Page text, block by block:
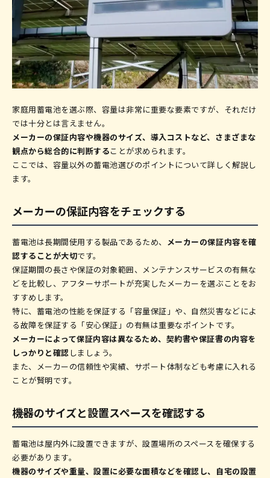
家庭用蓄電池を選ぶ際、容量は非常に重要な要素ですが、それだけ
では十分とは言えません。
メーカーの保証内容や機器のサイズ、導入コストなど、さまざまな
観点から総合的に判断することが求められます。
ここでは、容量以外の蓄電池選びのポイントについて詳しく解説し
ます。
メーカーの保証内容をチェックする
蓄電池は長期間使用する製品であるため、
メーカーの保証内容を確
認することが大切です。
保証期間の長さや保証の対象範囲、メンテナンスサービスの有無な
どを比較し、アフターサポートが充実したメーカーを選ぶことをお
すすめします。
特に、蓄電池の性能を保証する「容量保証」や、自然災害などによ
る故障を保証する「安心保証」の有無は重要なポイントです。
メーカーによって保証内容は異なるため、契約書や保証書の内容を
しっかりと確認 しましょう。
また、メーカーの信頼性や実績、サポート体制なども考慮に入れる
ことが賢明です。
機器のサイズと設置スペースを確認する
蓄電池は屋内外に設置できますが、設置場所のスペースを確保する
必要があります。
機器のサイズや重量、設置に必要な面積などを確認し、自宅の設置